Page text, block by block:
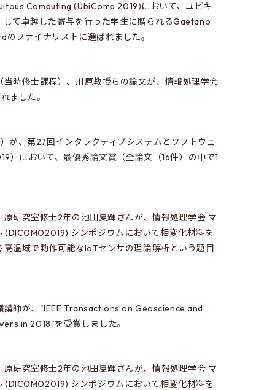
Computing (UbiComp 2019)において、ユビキ
て卓越した寄与を行った学生に贈られるGaetano
ファイナリストに選ばれました。
時修士課程）、川原教授らの論文が、情報処理学会
ました。
が、第27回インタラクティブシステムとソフトウェ
）において、最優秀論文賞（全論文（16件）の中で1
研究室修士2年の池田夏輝さんが、情報処理学会 マ
(DICOMO2019) シンポジウムにおいて相変化材料を
温域で動作可能なIoTセンサの理論解析という題目
講師が、"IEEE Transactions on Geoscience and
in 2018"を受賞しました。
研究室修士2年の池田夏輝さんが、情報処理学会 マ
(DICOMO2019) シンポジウムにおいて相変化材料を